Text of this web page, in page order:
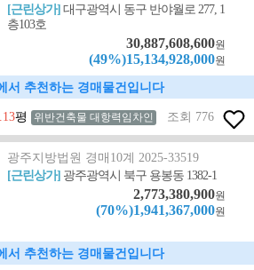
[근린상가]대구광역시 동구 반야월로 277, 1
층103호
30,887,608,600원
(49%)15,134,928,000원
서 추천하는 경매물건입니다
평 위반건축물 대항력임차인 조회 776
광주지방법원 경매10계 2025-33519
[근린상가] 광주광역시 북구 용봉동 1382-1
2,773,380,900원
(70%)1,941,367,000원
서 추천하는 경매물건입니다